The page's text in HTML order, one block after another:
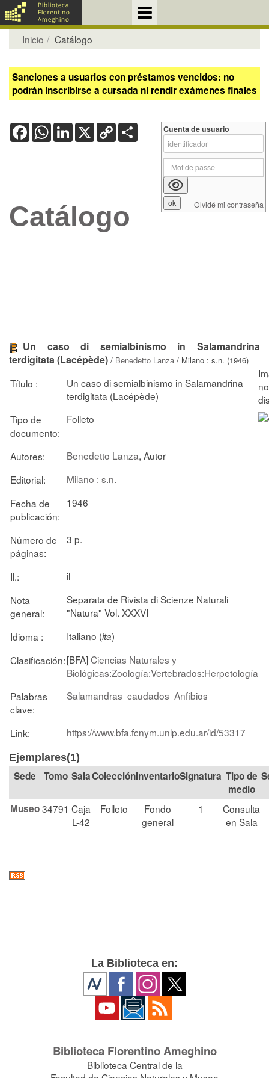
Inicio Catálogo
Sanciones a usuarios con préstamos vencidos: no
podrán inscribirse a cursada ni rendir exámenes finales
FacebookWhatsApp
LinkedIn
X Copy
Link
Catálogo
Un caso di semialbinismo in Salamandrina
terdigitata (Lacépède) / Benedetto Lanza / Milano : s.n. (1946)
Título :
Un caso di semialbinismo in Salamandrina
terdigitata (Lacépède)
Tipo de
documento:
Folleto
Autores: Benedetto Lanza, Autor
Editorial:
Milano : s.n.
Fecha de
publicación:
1946
Número de
páginas:
3 p.
Il.:
il
Nota
general:
Separata de Rivista di Scienze Naturali
"Natura" Vol. XXXVI
Idioma :
Italiano (ita)
Clasificación:[BFA]Ciencias Naturales y
Biológicas:Zoología:Vertebrados:Herpetología
Palabras
clave:
Salamandras caudados Anfibios
Link: https://www.bfa.fcnym.unlp.edu.ar/id/53317
Ejemplares(1)
Tomo SalaColección Signatura Tipo de
medio
Museo34791 Caja
L-42
Folleto
Fondo
general
1
Consulta
en Sala
Cuenta de usuario
Olvidé mi contraseña
La Biblioteca en:
Biblioteca Florentino Ameghino
Biblioteca Central de la